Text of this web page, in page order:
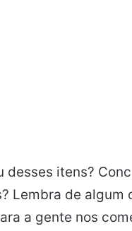
desses itens?
Lembra de algum
a gente nos